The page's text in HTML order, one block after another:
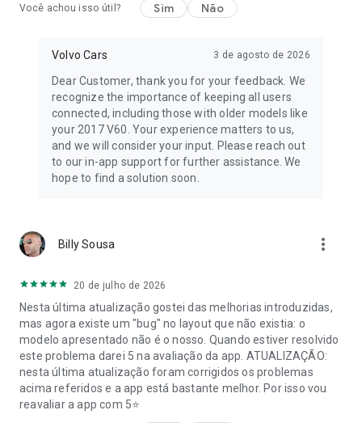
Você achou isso útil? Sim Não
Volvo Cars 3 de agosto de 2026
Dear Customer, thank you for your feedback. We
recognize the importance of keeping all users
connected, including those with older models like
your 2017 V60. Your experience matters to us,
and we will consider your input. Please reach out
to our in-app support for further assistance. We
hope to find a solution soon.
Billy Sousa more_vert
20 de julho de 2026
Nesta última atualização gostei das melhorias introduzidas,
mas agora existe um "bug" no layout que não existia: o
modelo apresentado não é o nosso. Quando estiver resolvido
este problema darei 5 na avaliação da app. ATUALIZAÇÃO:
nesta última atualização foram corrigidos os problemas
acima referidos e a app está bastante melhor. Por isso vou
reavaliar a app com 5⭐